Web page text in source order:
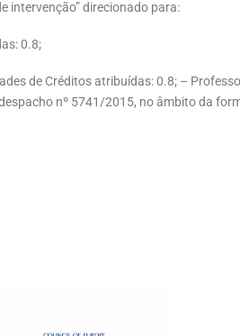
intervenção” direcionado para:
0.8;
de Créditos atribuídas: 0.8; –
nº 5741/2015, no âmbito da